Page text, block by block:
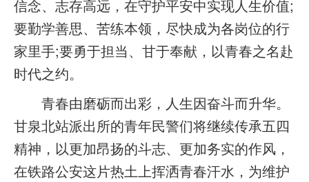
信念、志存高远，在守护平安中实现人生价值;
要勤学善思、苦练本领，尽快成为各岗位的行
家里手;要勇于担当、甘于奉献，以青春之名赴
时代之约。
青春由磨砺而出彩，人生因奋斗而升华。
甘泉北站派出所的青年民警们将继续传承五四
精神，以更加昂扬的斗志、更加务实的作风，
在铁路公安这片热土上挥洒青春汗水，为维护